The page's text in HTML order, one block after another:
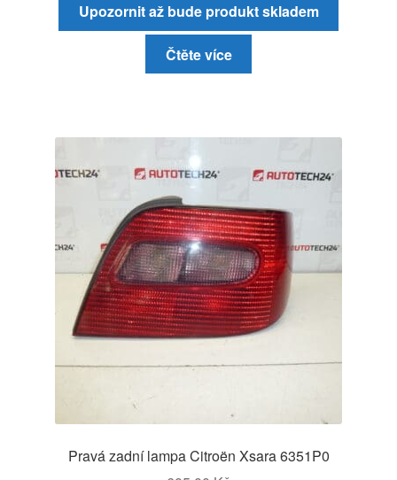
Upozornit až bude produkt skladem
Čtěte více
Pravá zadní lampa Citroën Xsara 6351P0